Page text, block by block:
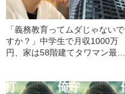
「義務教育ってムダじゃないで
すか？」中学生で月収1000万
円、家は58階建てタワマン最上